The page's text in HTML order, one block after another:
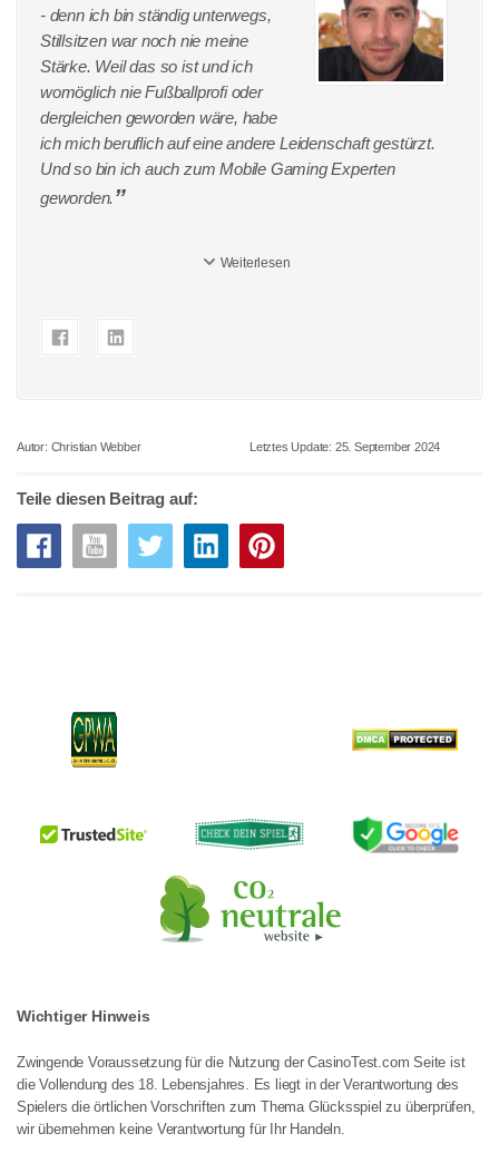
- denn ich bin ständig unterwegs,
Stillsitzen war noch nie meine
Stärke. Weil das so ist und ich
womöglich nie Fußballprofi oder
dergleichen geworden wäre, habe
ich mich beruflich auf eine andere Leidenschaft gestürzt.
Und so bin ich auch zum Mobile Gaming Experten
geworden.
Weiterlesen
Autor: Christian Webber Letztes Update: 25. September 2024
Teile diesen Beitrag auf:
Wichtiger Hinweis
Zwingende Voraussetzung für die Nutzung der CasinoTest.com Seite ist
die Vollendung des 18. Lebensjahres. Es liegt in der Verantwortung des
Spielers die örtlichen Vorschriften zum Thema Glücksspiel zu überprüfen,
wir übernehmen keine Verantwortung für Ihr Handeln.